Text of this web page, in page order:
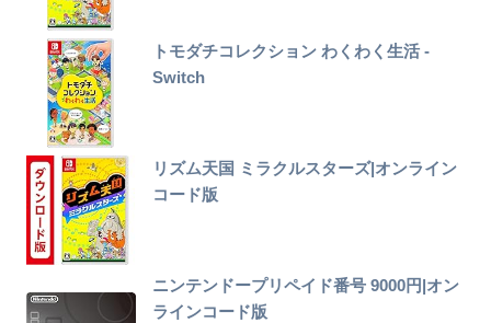
トモダチコレクション わくわく生活 -
Switch
リズム天国 ミラクルスターズ|オンライン
コード版
ニンテンドープリペイド番号 9000円|オン
ラインコード版